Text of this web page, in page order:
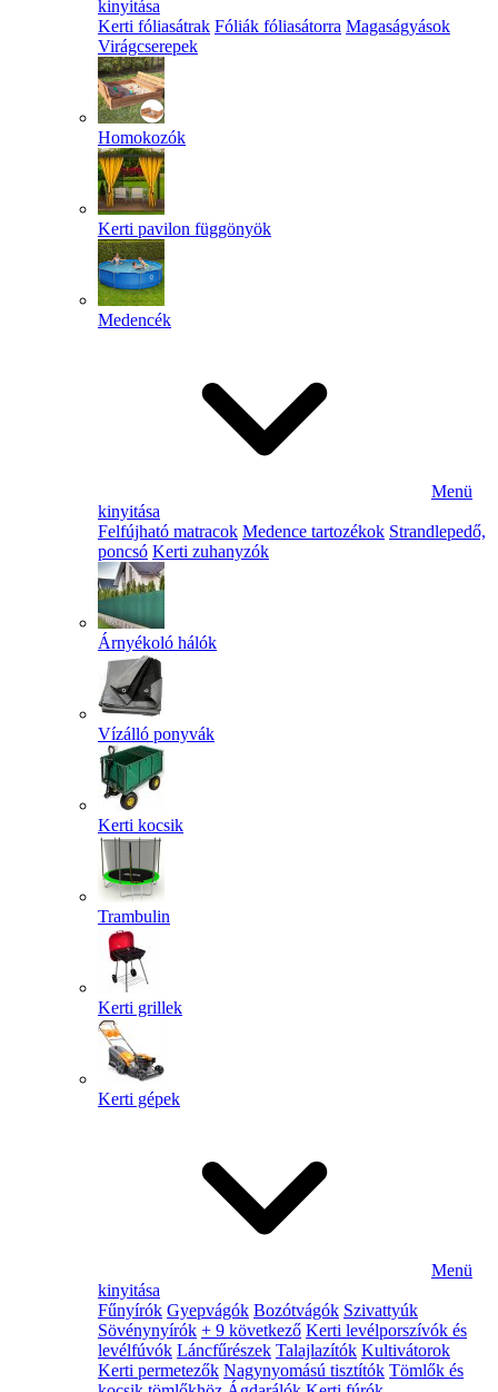
kinyitása
Kerti fóliasátrak Fóliák fóliasátorra Magaságyások
Virágcserepek
Homokozók
Kerti pavilon függönyök
Medencék
Menü
kinyitása
Felfújható matracok Medence tartozékok Strandlepedő,
poncsó Kerti zuhanyzók
Árnyékoló hálók
Vízálló ponyvák
Kerti kocsik
Trambulin
Kerti grillek
Kerti gépek
Menü
kinyitása
Fűnyírók Gyepvágók Bozótvágók Szivattyúk
Sövénynyírók + 9 következő Kerti levélporszívók és
levélfúvók Láncfűrészek Talajlazítók Kultivátorok
Kerti permetezők Nagynyomású tisztítók Tömlők és